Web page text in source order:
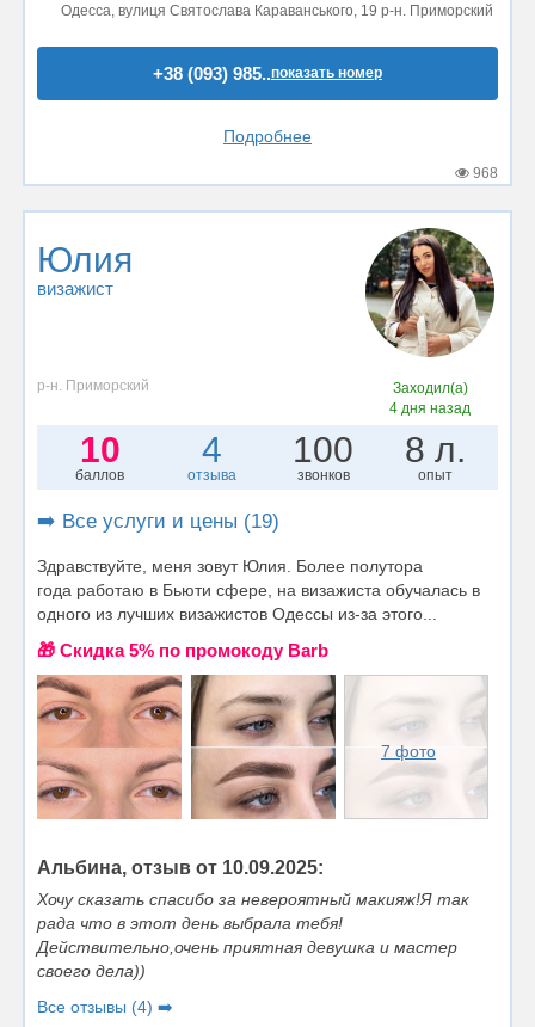
Одесса, вулиця Святослава Караванського, 19 р-н. Приморский
+38 (093) 985..показать номер
Подробнее
968
Юлия
визажист
р-н. Приморский
Заходил(а)
4 дня назад
10
баллов
4
отзыва
100
звонков
8 л.
опыт
➡️ Все услуги и цены (19)
Здравствуйте, меня зовут Юлия. Более полутора
года работаю в Бьюти сфере, на визажиста обучалась в
одного из лучших визажистов Одессы из-за этого...
🎁 Cкидка 5% по промокоду Barb
7 фото
Альбина, отзыв от 10.09.2025:
Хочу сказать спасибо за невероятный макияж!Я так
рада что в этот день выбрала тебя!
Действительно,очень приятная девушка и мастер
своего дела))
Все отзывы (4) ➡️